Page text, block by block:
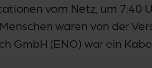
vom Netz, um 7:40
waren von der
GmbH (ENO) war ein